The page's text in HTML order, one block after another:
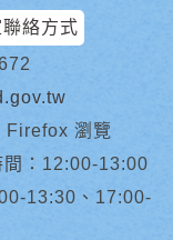
絡方式
Firefox 瀏覽
：12:00-13:00
13:30、17:00-